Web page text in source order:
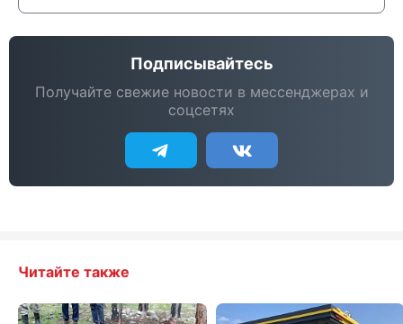
Подписывайтесь
Получайте свежие новости в мессенджерах и
соцсетях
Читайте также